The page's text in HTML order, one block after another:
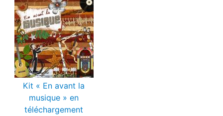
Kit « En avant la
musique » en
téléchargement